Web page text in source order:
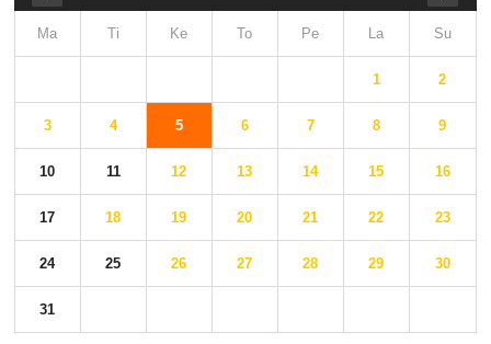
Ma Ti Ke To Pe La Su
1 2
3 4 5 6 7 8 9
10 11 12 13 14 15 16
17 18 19 20 21 22 23
24 25 26 27 28 29 30
31